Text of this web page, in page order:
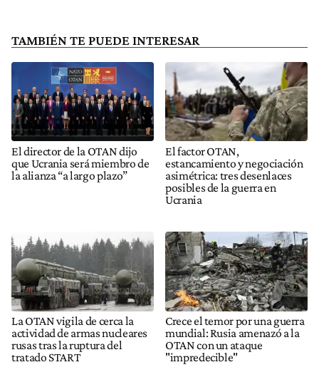
TAMBIÉN TE PUEDE INTERESAR
El director de la OTAN dijo
que Ucrania será miembro de
la alianza “a largo plazo”
El factor OTAN,
estancamiento y negociación
asimétrica: tres desenlaces
posibles de la guerra en
Ucrania
La OTAN vigila de cerca la
actividad de armas nucleares
rusas tras la ruptura del
tratado START
Crece el temor por una guerra
mundial: Rusia amenazó a la
OTAN con un ataque
"impredecible"